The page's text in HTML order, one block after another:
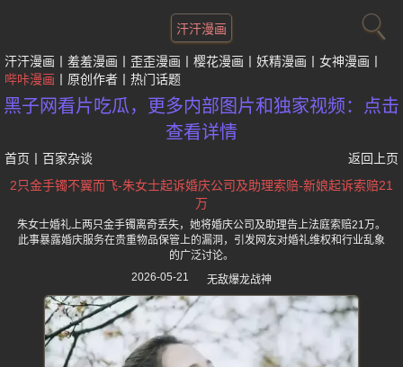
汗汗漫画
汗汗漫画 羞羞漫画 歪歪漫画 樱花漫画 妖精漫画
女神漫画
哔咔漫画
原创作者 热门话题
黑子网看片吃瓜，更多内部图片和独家视频：点击
查看详情
首页 百家杂谈
返回上页
2只金手镯不翼而飞-朱女士起诉婚庆公司及助理索赔-新娘起诉索赔21
万
朱女士婚礼上两只金手镯离奇丢失，她将婚庆公司及助理告上法庭索赔21万。
此事暴露婚庆服务在贵重物品保管上的漏洞，引发网友对婚礼维权和行业乱象
的广泛讨论。
2026-05-21
无敌爆龙战神